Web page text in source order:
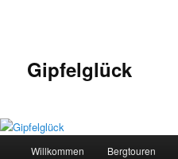
Gipfelglück
Willkommen Bergtouren